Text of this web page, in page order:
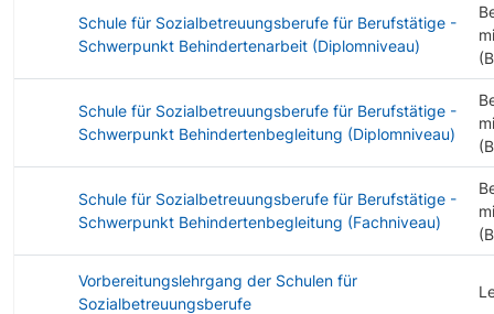
Schule für Sozialbetreuungsberufe für Berufstätige -
Schwerpunkt Behindertenarbeit (Diplomniveau)
Schule für Sozialbetreuungsberufe für Berufstätige -
Schwerpunkt Behindertenbegleitung (Diplomniveau)
Schule für Sozialbetreuungsberufe für Berufstätige -
Schwerpunkt Behindertenbegleitung (Fachniveau)
Vorbereitungslehrgang der Schulen für
Sozialbetreuungsberufe